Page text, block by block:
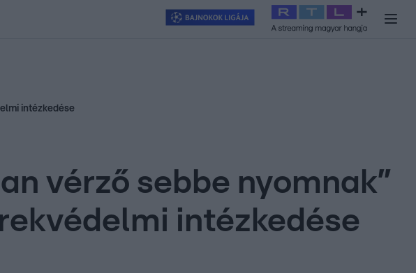
Exek csatája 2026 Celeb vagyok, ments ki innen
intézkedése
vérző sebbe nyomnak”
intézkedése